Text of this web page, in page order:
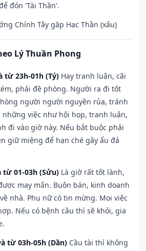
đón 'Tài Thần'.
Chính Tây gặp Hạc Thần (xấu)
Lý Thuần Phong
từ 23h-01h (Tý) Hay tranh luận, cãi
phải đề phòng. Người ra đi tốt
người người nguyền rủa, tránh
những việc như hội họp, tranh luận,
đi vào giờ này. Nếu bắt buộc phải
giữ miệng để hạn ché gây ẩu đả
từ 01-03h (Sửu) Là giờ rất tốt lành,
may mắn. Buôn bán, kinh doanh
nhà. Phụ nữ có tin mừng. Mọi việc
Nếu có bệnh cầu thì sẽ khỏi, gia
từ 03h-05h (Dần) Cầu tài thì không